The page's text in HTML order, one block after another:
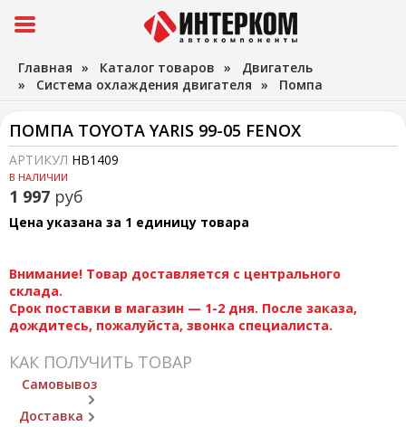
Главная » Каталог товаров » Двигатель
» Система охлаждения двигателя » Помпа
ПОМПА TOYOTA YARIS 99-05 FENOX
АРТИКУЛ HB1409
В НАЛИЧИИ
1 997 руб
Цена указана за 1 единицу товара
Внимание! Товар доставляется с центрального
склада.
Срок поставки в магазин — 1-2 дня. После заказа,
дождитесь, пожалуйста, звонка специалиста.
КАК ПОЛУЧИТЬ ТОВАР
Самовывоз
Доставка